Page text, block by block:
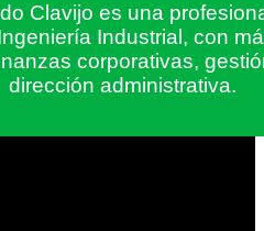
Clavijo es una
Industrial, con
corporativas,
dirección administrativa.